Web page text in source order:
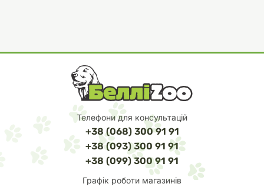
Телефони для консультацій
+38 (068) 300 91 91
+38 (093) 300 91 91
+38 (099) 300 91 91
Графік роботи магазинів